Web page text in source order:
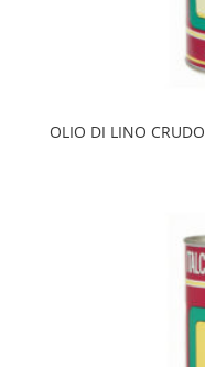
OLIO DI LINO CRUDO